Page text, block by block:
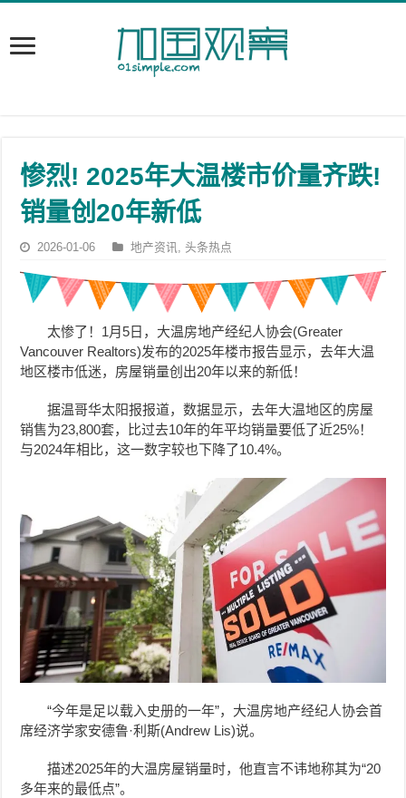
惨烈! 2025年大温楼市价量齐跌!
销量创20年新低
2026-01-06 地产资讯,头条热点
太惨了！ 1月5日 ，大温房地产经纪人协会(Greater
Vancouver Realtors)发布的2025年楼市报告显示，去年大温
地区楼市低迷，房屋销量创出20年以来的新低！
据温哥华太阳报报道，数据显示，去年大温地区的房屋
销售为23,800套，比过去10年的年平均销量要低了近25%！
与2024年相比，这一数字较也下降了10.4%。
“今年是足以载入史册的一年”， 大温房地产经纪人协会首
席经济学家安德鲁·利斯(Andrew Lis)说。
描述2025年的大温房屋销量时，他直言不讳地称其为“20
多年来的最低点”。